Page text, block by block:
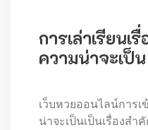
การเล่าเรียนเ
ความน่าจะเป็น
เว็บหวยออนไลน์การ
น่าจะเป็นเป็นเรื่องสำ